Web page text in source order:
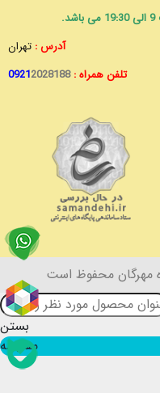
آدرس : تهران
تلفن همراه : 09212028188
مهرگان محفوظ است
بستن
مقایسه